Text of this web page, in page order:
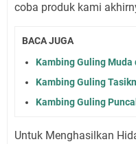
coba produk kami
BACA JUGA
Kambing Guling
Kambing Guling
Kambing Guling
Untuk Menghasilkan